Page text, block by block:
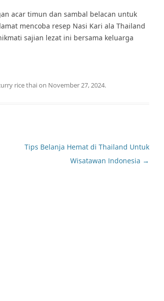
acar timun dan sambal belacan untuk
mencoba resep Nasi Kari ala Thailand
sajian lezat ini bersama keluarga
rice thaion November 27, 2024.
Tips Belanja Hemat di Thailand Untuk
Wisatawan Indonesia →